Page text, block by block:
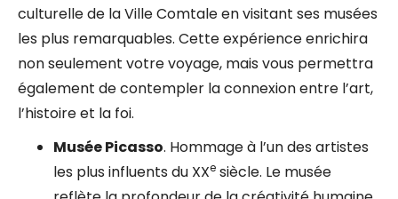
culturelle de la Ville Comtale en visitant ses musées
les plus remarquables. Cette expérience enrichira
non seulement votre voyage, mais vous permettra
également de contempler la connexion entre l’art,
l’histoire et la foi.
Musée Picasso. Hommage à l’un des artistes
les plus influents du XXe siècle. Le musée